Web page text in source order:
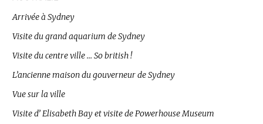
Arrivée à Sydney
Visite du grand aquarium de Sydney
Visite du centre ville … So british !
L’ancienne maison du gouverneur de Sydney
Vue sur la ville
Visite d’ Elisabeth Bay et visite de Powerhouse Museum